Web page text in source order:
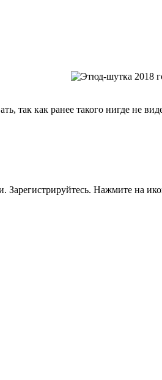
так как ранее такого нигде не
Зарегистрируйтесь. Нажмите на